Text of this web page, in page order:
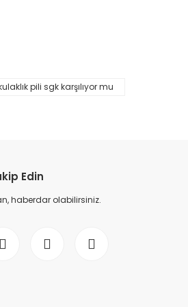
pili sgk karşılıyor mu
Edin
haberdar olabilirsiniz.